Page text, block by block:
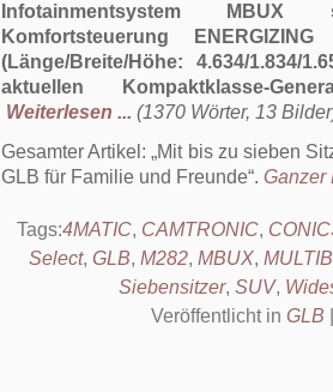
Infotainmentsystem
Komfortsteuerung
(Länge/Breite/Höhe: 4.634/1.834/
aktuellen Kompaktklasse-
Weiterlesen ... (1370 Wörter, 13
Gesamter Artikel: Mit bis zu sieben
GLB für Familie und Freunde . Ganzer
Tags:4MATIC, CAMTRONIC,
Select, GLB, M282, MBUX,
Siebensitzer, SUV,
Veröffentlicht in GLB